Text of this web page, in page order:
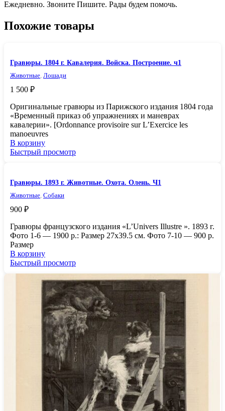
Ежeдневно. Звонитe Пишите. Рады будeм помочь.
Похожие товары
Гравюры. 1804 г. Кавалерия. Войска. Построение. ч1
Животные Лошади
1 500 ₽
Оригинальные гравюры из Парижского издания 1804 года
«Временный приказ об упражнениях и маневрах
кавалерии». [Ordonnance provisoire sur L’Exercice les
manoeuvres
В корзину
Быстрый просмотр
Гравюры. 1893 г. Животные. Охота. Олень. Ч1
Животные Собаки
900 ₽
Гравюры французского издания «L’Univers Illustre ». 1893 г.
Фото 1-6 — 1900 р.: Размер 27х39.5 см. Фото 7-10 — 900 р.
Размер
В корзину
Быстрый просмотр